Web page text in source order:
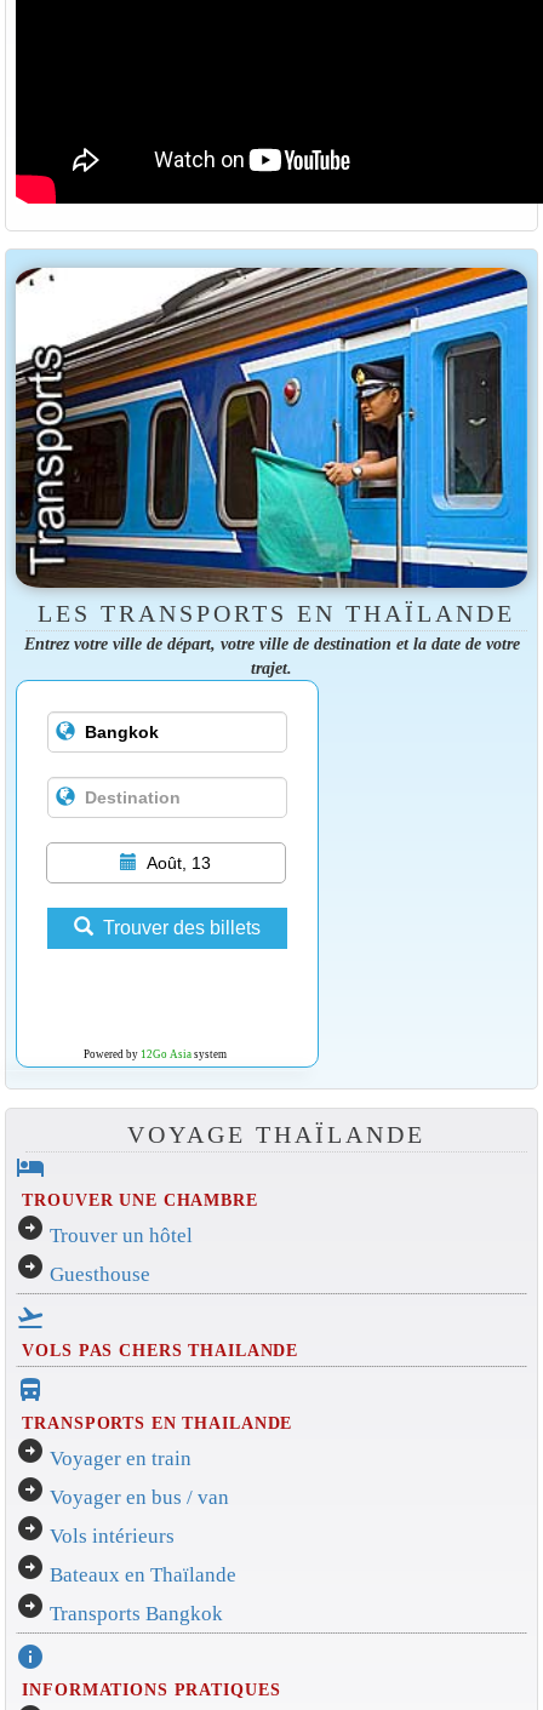
LES TRANSPORTS EN THAÏLANDE
Entrez votre ville de départ, votre ville de destination et la date de votre
trajet.
Août, 13
Trouver des billets
Powered by 12Go Asiasystem
VOYAGE THAÏLANDE
hotel
TROUVER UNE CHAMBRE
arrow_circle_right Trouver un hôtel
arrow_circle_right Guesthouse
flight_takeoff
VOLS PAS CHERS THAILANDE
directions_bus_filled
TRANSPORTS EN THAILANDE
arrow_circle_right Voyager en train
arrow_circle_right Voyager en bus / van
arrow_circle_right Vols intérieurs
arrow_circle_right Bateaux en Thaïlande
arrow_circle_right Transports Bangkok
info
INFORMATIONS PRATIQUES